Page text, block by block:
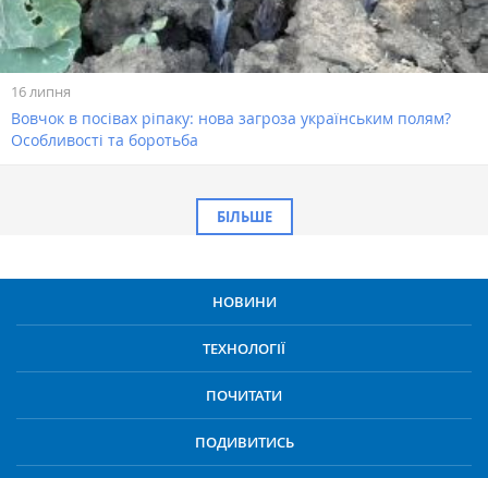
16 липня
Вовчок в посівах ріпаку: нова загроза українським полям?
Особливості та боротьба
БІЛЬШЕ
НОВИНИ
ТЕХНОЛОГІЇ
ПОЧИТАТИ
ПОДИВИТИСЬ